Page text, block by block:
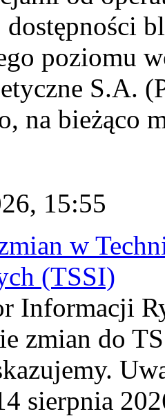
dostępności
poziomu
S.A.
na bieżąco
15:55
w
(TSSI)
Informacji
zmian do
sierpnia